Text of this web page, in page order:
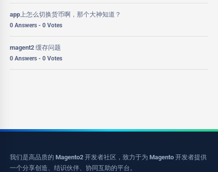
app上怎么切换货币啊，那个大神知道？
0 Answers - 0 Votes
magent2 缓存问题
0 Answers - 0 Votes
我们是高品质的 Magento2 开发者社区，致力于为 Magento 开发者提供
一个分享创造、结识伙伴、协同互助的平台。